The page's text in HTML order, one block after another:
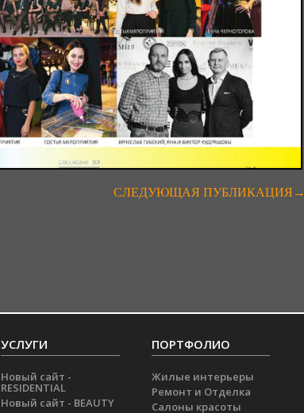
СЛЕДУЮЩАЯ ПУБЛИКАЦИЯ→
УСЛУГИ
Новый сайт -
RESIDENTIAL
Новый сайт - BEAUTY
ПОРТФОЛИО
Жилые интерьеры
Ремонт и Отделка
Салоны красоты